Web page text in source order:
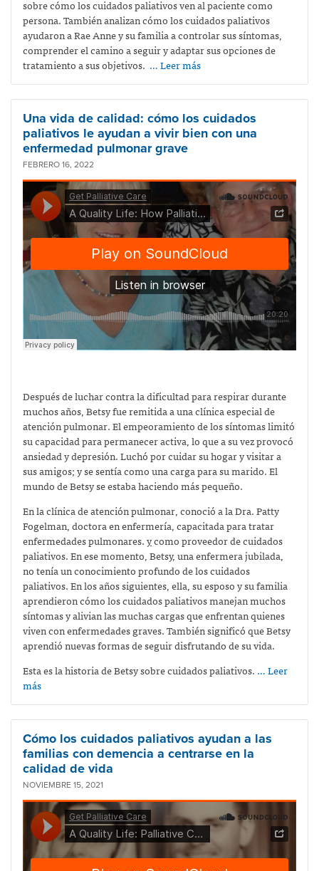
sobre cómo los cuidados paliativos ven al paciente como
persona. También analizan cómo los cuidados paliativos
ayudaron a Rae Anne y su familia a controlar sus síntomas,
comprender el camino a seguir y adaptar sus opciones de
tratamiento a sus objetivos. … Leer más
Una vida de calidad: cómo los cuidados
paliativos le ayudan a vivir bien con una
enfermedad pulmonar grave
FEBRERO 16, 2022
Después de luchar contra la dificultad para respirar durante
muchos años, Betsy fue remitida a una clínica especial de
atención pulmonar. El empeoramiento de los síntomas limitó
su capacidad para permanecer activa, lo que a su vez provocó
ansiedad y depresión. Luchó por cuidar su hogar y visitar a
sus amigos; y se sentía como una carga para su marido. El
mundo de Betsy se estaba haciendo más pequeño.
En la clínica de atención pulmonar, conoció a la Dra. Patty
Fogelman, doctora en enfermería, capacitada para tratar
enfermedades pulmonares.ycomo proveedor de cuidados
paliativos. En ese momento, Betsy, una enfermera jubilada,
no tenía un conocimiento profundo de los cuidados
paliativos. En los años siguientes, ella, su esposo y su familia
aprendieron cómo los cuidados paliativos manejan muchos
síntomas y alivian las muchas cargas que enfrentan quienes
viven con enfermedades graves. También significó que Betsy
aprendió nuevas formas de seguir disfrutando de su vida.
Esta es la historia de Betsy sobre cuidados paliativos. … Leer
más
Cómo los cuidados paliativos ayudan a las
familias con demencia a centrarse en la
calidad de vida
NOVIEMBRE 15, 2021